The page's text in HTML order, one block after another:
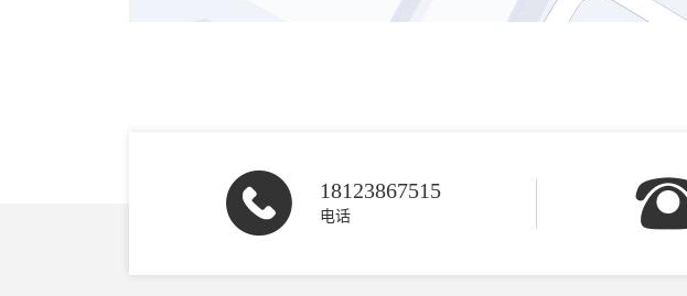
18123867515
电话